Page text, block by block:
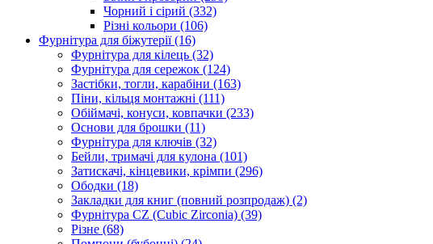
Чорний і сірий (332)
Різні кольори (106)
Фурнітура для біжутерії(16)
Фурнітура для кілець (32)
Фурнітура для сережок (124)
Застібки, тогли, карабіни (163)
Піни, кільця монтажні (111)
Обіймачі, конуси, ковпачки (233)
Основи для брошки (11)
Фурнітура для ключів (32)
Бейли, тримачі для кулона (101)
Затискачі, кінцевики, крімпи (296)
Ободки (18)
Закладки для книг (повний розпродаж) (2)
Фурнітура CZ (Cubic Zirconia) (39)
Різне (68)